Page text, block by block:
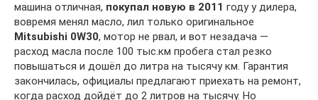
машина отличная, покупал новую в 2011 году у дилера,
вовремя менял масло, лил только оригинальное
Mitsubishi 0W30, мотор не рвал, и вот незадача —
расход масла после 100 тыс.км пробега стал резко
повышаться и дошёл до литра на тысячу км. Гарантия
закончилась, официалы предлагают приехать на ремонт,
когда расход дойдёт до 2 литров на тысячу. Но